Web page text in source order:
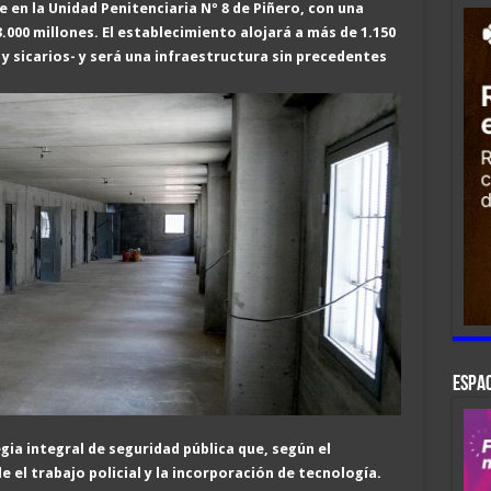
la Unidad Penitenciaria Nº 8 de Piñero, con una
millones. El establecimiento alojará a más de 1.150
sicarios- y será una infraestructura sin precedentes
integral de seguridad pública que, según el
el trabajo policial y la incorporación de tecnología.